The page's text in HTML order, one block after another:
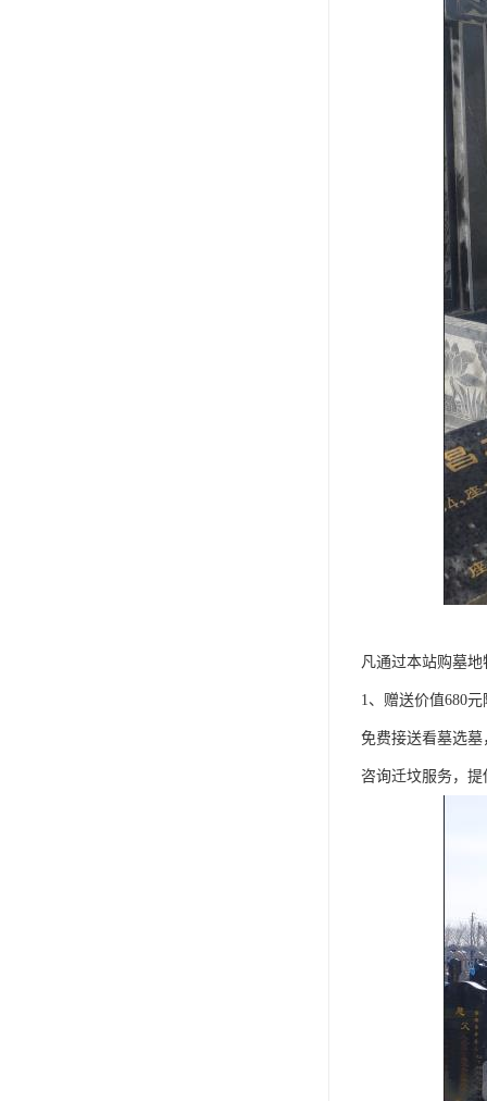
凡通过本站购墓地
1、赠送价值680
免费接送看墓选
咨询迁坟服务，